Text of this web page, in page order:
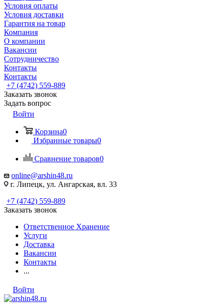
Условия оплаты
Условия доставки
Гарантия на товар
Компания
О компании
Вакансии
Сотрудничество
Контакты
Контакты
+7 (4742) 559-889
Заказать звонок
Задать вопрос
Войти
Корзина0
Избранные товары0
Сравнение товаров0
online@arshin48.ru
г. Липецк, ул. Ангарская, вл. 33
+7 (4742) 559-889
Заказать звонок
Ответственное Хранение
Услуги
Доставка
Вакансии
Контакты
...
Войти